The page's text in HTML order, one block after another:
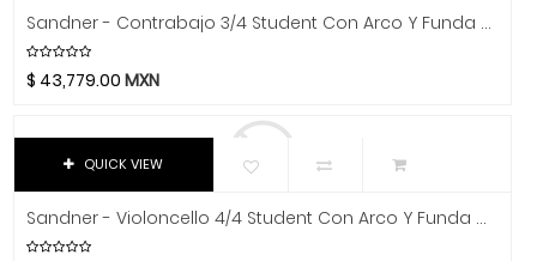
Amplificadores - Gabinetes - Combos
Banjo
Cello
Artley
Arturia
Audix
Bill Lawrence
Blessing
HECHO Sandner - Contrabajo 3/4 Student Con Arco Y Funda Mod.500
$ 43,779.00 MXN
QUICK VIEW
Sandner - Violoncello 4/4 Student Con Arco Y Funda Mod.SC-1 4/4